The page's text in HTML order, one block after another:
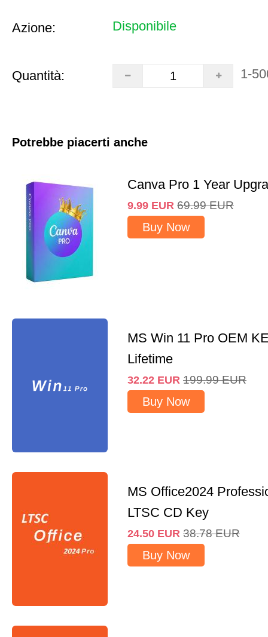
Azione: Disponibile
Quantità: 1-
Potrebbe piacerti anche
Canva Pro 1 Year
9.99 EUR 69.99 EUR
Buy Now
MS Win 11 Pro OEM
Lifetime
32.22 EUR 199.99 EUR
Buy Now
MS Office2024
LTSC CD Key
24.50 EUR 38.78 EUR
Buy Now